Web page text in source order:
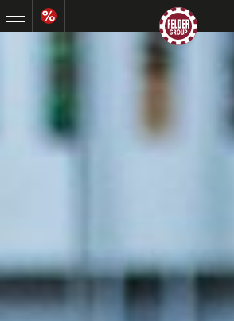
Formátovací pily
Srovnávací a tloušťkovací frézky